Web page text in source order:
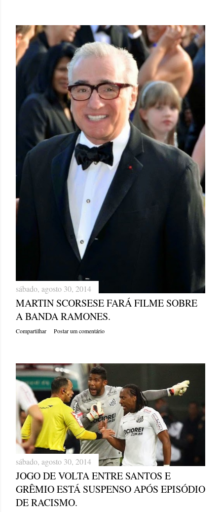
sábado, agosto 30, 2014
MARTIN SCORSESE FARÁ FILME SOBRE
A BANDA RAMONES.
Compartilhar Postar um comentário
sábado, agosto 30, 2014
JOGO DE VOLTA ENTRE SANTOS E
GRÊMIO ESTÁ SUSPENSO APÓS EPISÓDIO
DE RACISMO.